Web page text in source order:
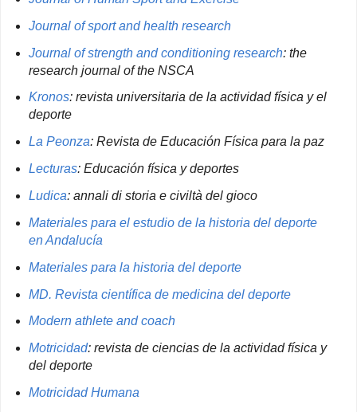
Journal of sport and health research
Journal of strength and conditioning research: the
research journal of the NSCA
Kronos: revista universitaria de la actividad física y el
deporte
La Peonza: Revista de Educación Física para la paz
Lecturas: Educación física y deportes
Ludica: annali di storia e civiltà del gioco
Materiales para el estudio de la historia del deporte
en Andalucía
Materiales para la historia del deporte
MD. Revista científica de medicina del deporte
Modern athlete and coach
Motricidad: revista de ciencias de la actividad física y
del deporte
Motricidad Humana